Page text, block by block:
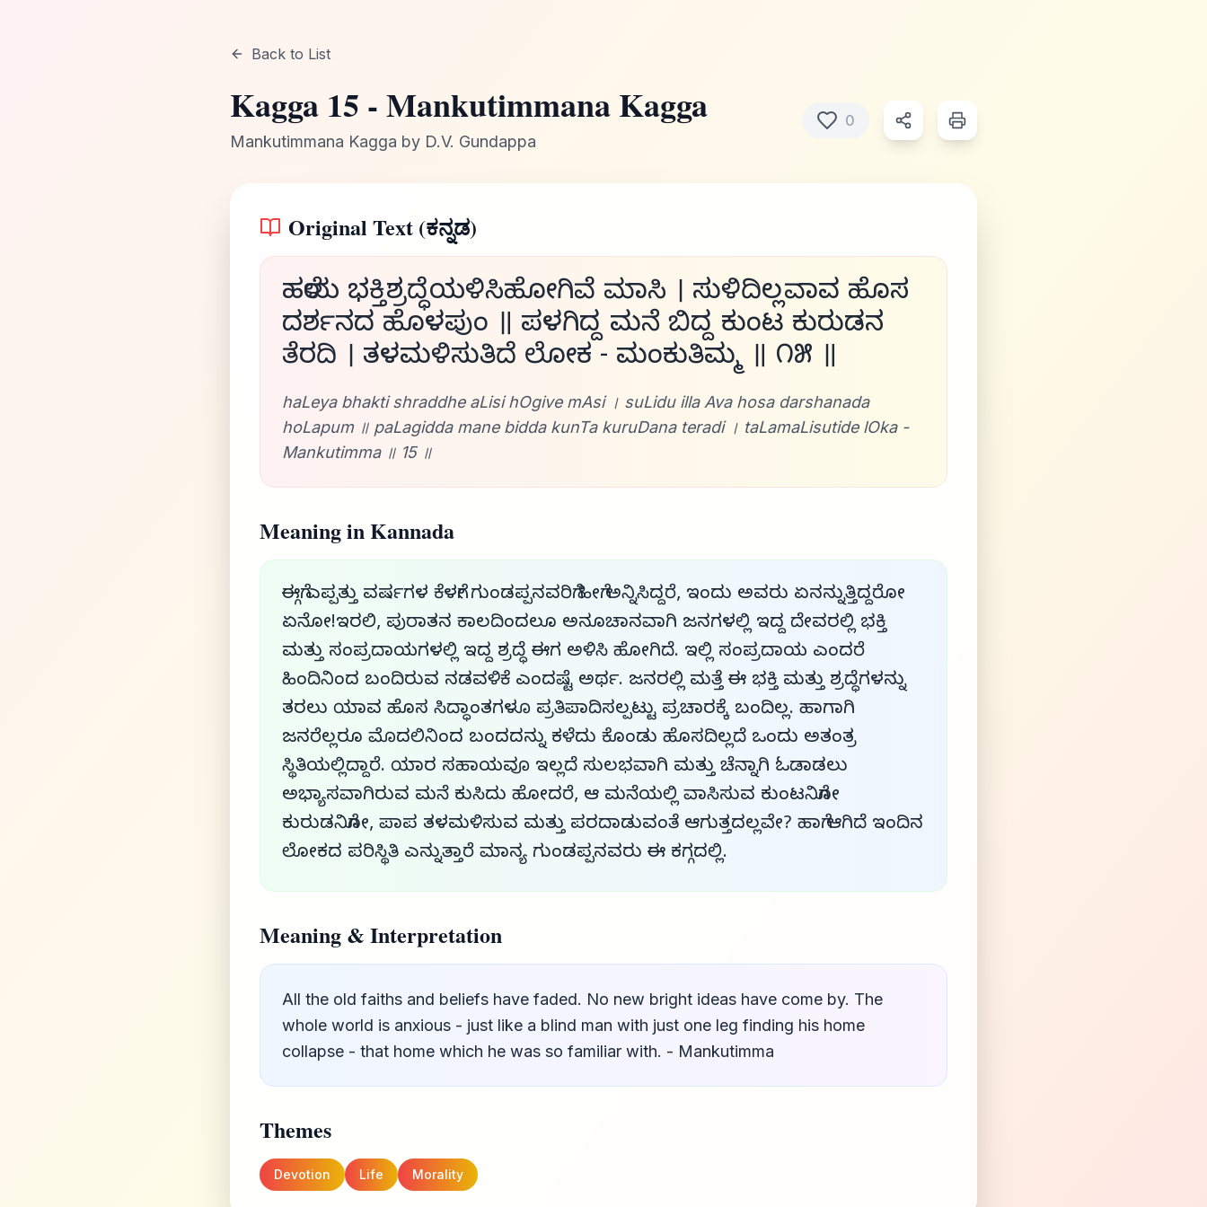
Back to List
Kagga 15 -Mankutimmana Kagga
Mankutimmana Kagga by D.V. Gundappa
0
Original Text (ಕನ್ನಡ)
ಹಳೆಯ ಭಕ್ತಿಶ್ರದ್ಧೆಯಳಿಸಿಹೋಗಿವೆ ಮಾಸಿ । ಸುಳಿದಿಲ್ಲವಾವ ಹೊಸ
ದರ್ಶನದ ಹೊಳಪುಂ ॥ ಪಳಗಿದ್ದ ಮನೆ ಬಿದ್ದ ಕುಂಟ ಕುರುಡನ
ತೆರದಿ । ತಳಮಳಿಸುತಿದೆ ಲೋಕ - ಮಂಕುತಿಮ್ಮ ॥ ೧೫ ॥
haLeya bhakti shraddhe aLisi hOgive mAsi । suLidu illa Ava hosa darshanada
hoLapum ॥ paLagidda mane bidda kunTa kuruDana teradi । taLamaLisutide lOka -
Mankutimma ॥ 15 ॥
Meaning in Kannada
ಈಗ್ಗೆ ಎಪ್ಪತ್ತು ವರ್ಷಗಳ ಕೆಳಗೇ ಗುಂಡಪ್ಪನವರಿಗೆ ಹೀಗೆ ಅನ್ನಿಸಿದ್ದರೆ, ಇಂದು ಅವರು ಏನನ್ನುತ್ತಿದ್ದರೋ
ಏನೋ!ಇರಲಿ, ಪುರಾತನ ಕಾಲದಿಂದಲೂ ಅನೂಚಾನವಾಗಿ ಜನಗಳಲ್ಲಿ ಇದ್ದ ದೇವರಲ್ಲಿ ಭಕ್ತಿ
ಮತ್ತು ಸಂಪ್ರದಾಯಗಳಲ್ಲಿ ಇದ್ದ ಶ್ರದ್ಧೆ ಈಗ ಅಳಿಸಿ ಹೋಗಿದೆ. ಇಲ್ಲಿ ಸಂಪ್ರದಾಯ ಎಂದರೆ
ಹಿಂದಿನಿಂದ ಬಂದಿರುವ ನಡವಳಿಕೆ ಎಂದಷ್ಟೆ ಅರ್ಥ. ಜನರಲ್ಲಿ ಮತ್ತೆ ಈ ಭಕ್ತಿ ಮತ್ತು ಶ್ರದ್ಧೆಗಳನ್ನು
ತರಲು ಯಾವ ಹೊಸ ಸಿದ್ಧಾಂತಗಳೂ ಪ್ರತಿಪಾದಿಸಲ್ಪಟ್ಟು ಪ್ರಚಾರಕ್ಕೆ ಬಂದಿಲ್ಲ. ಹಾಗಾಗಿ
ಜನರೆಲ್ಲರೂ ಮೊದಲಿನಿಂದ ಬಂದದನ್ನು ಕಳೆದು ಕೊಂಡು ಹೊಸದಿಲ್ಲದೆ ಒಂದು ಅತಂತ್ರ
ಸ್ಥಿತಿಯಲ್ಲಿದ್ದಾರೆ. ಯಾರ ಸಹಾಯವೂ ಇಲ್ಲದೆ ಸುಲಭವಾಗಿ ಮತ್ತು ಚೆನ್ನಾಗಿ ಓಡಾಡಲು
ಅಭ್ಯಾಸವಾಗಿರುವ ಮನೆ ಕುಸಿದು ಹೋದರೆ, ಆ ಮನೆಯಲ್ಲಿ ವಾಸಿಸುವ ಕುಂಟನಿಗೋ
ಕುರುಡನಿಗೋ, ಪಾಪ ತಳಮಳಿಸುವ ಮತ್ತು ಪರದಾಡುವಂತೆ ಆಗುತ್ತದಲ್ಲವೇ? ಹಾಗೆ ಆಗಿದೆ ಇಂದಿನ
ಲೋಕದ ಪರಿಸ್ಥಿತಿ ಎನ್ನುತ್ತಾರೆ ಮಾನ್ಯ ಗುಂಡಪ್ಪನವರು ಈ ಕಗ್ಗದಲ್ಲಿ.
Meaning & Interpretation
All the old faiths and beliefs have faded. No new bright ideas have come by. The
whole world is anxious - just like a blind man with just one leg finding his home
collapse - that home which he was so familiar with. - Mankutimma
Themes
Devotion Life Morality